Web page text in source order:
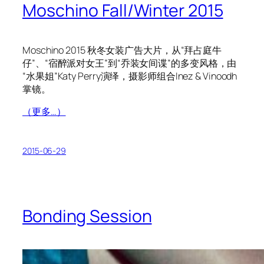
Moschino Fall/Winter 2015
Moschino 2015 秋冬女装广告大片，从“拜占庭牛
仔”、“宿醉派对女王”到“乔装女间谍”的多变风格，由
“水果姐”Katy Perry演绎，摄影师组合Inez & Vinoodh
掌镜。
（更多…）
2015-06-29
Bonding Session